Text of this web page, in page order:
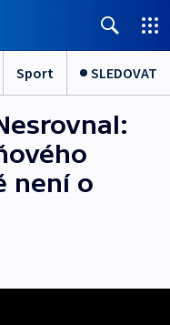
Sport SLEDOVAT
není o